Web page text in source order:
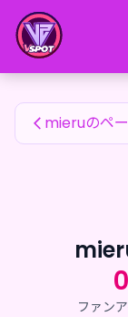
mieruのファンア
mieruのペ
0
ファン
mieruのファンア